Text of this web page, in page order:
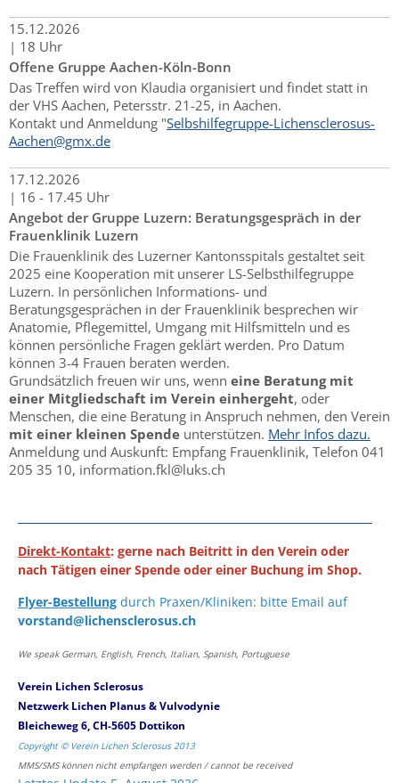
15.12.2026
| 18 Uhr
Offene Gruppe Aachen-Köln-Bonn
Das Treffen wird von Klaudia organisiert und findet statt in
der VHS Aachen, Petersstr. 21-25, in Aachen.
Kontakt und Anmeldung "Selbshilfegruppe-Lichensclerosus-
Aachen@gmx.de
17.12.2026
| 16 - 17.45 Uhr
Angebot der Gruppe Luzern: Beratungsgespräch in der
Frauenklinik Luzern
Die Frauenklinik des Luzerner Kantonsspitals gestaltet seit
2025 eine Kooperation mit unserer LS-Selbsthilfegruppe
Luzern. In persönlichen Informations- und
Beratungsgesprächen in der Frauenklinik besprechen wir
Anatomie, Pflegemittel, Umgang mit Hilfsmitteln und es
können persönliche Fragen geklärt werden. Pro Datum
können 3-4 Frauen beraten werden.
Grundsätzlich freuen wir uns, wenn eine Beratung mit
einer Mitgliedschaft im Verein einhergeht, oder
Menschen, die eine Beratung in Anspruch nehmen, den Verein
mit einer kleinen Spende unterstützen. Mehr Infos dazu.
Anmeldung und Auskunft: Empfang Frauenklinik, Telefon 041
205 35 10, information.fkl@luks.ch
Direkt-Kontakt: gerne nach Beitritt in den Verein oder
nach Tätigen einer Spende oder einer Buchung im Shop.
Flyer-Bestellung durch Praxen/Kliniken: bitte Email auf
vorstand@lichensclerosus.ch
We speak German, English, French, Italian, Spanish, Portuguese
Verein Lichen Sclerosus
Netzwerk Lichen Planus & Vulvodynie
Bleicheweg 6, CH-5605 Dottikon
Copyright © Verein Lichen Sclerosus 2013
MMS/SMS können nicht empfangen werden / cannot be received